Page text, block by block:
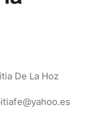
De La Hoz